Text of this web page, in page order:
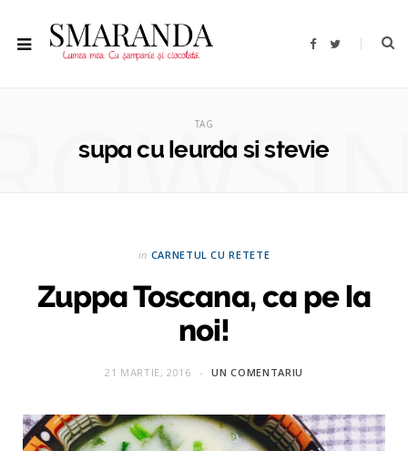
F
T
TAG
supa cu leurda si stevie
in CARNETUL CU RETETE
Zuppa Toscana, ca pe la
noi!
21 MARTIE, 2016 UN COMENTARIU